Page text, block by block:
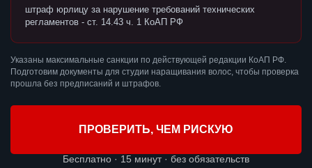
штраф юрлицу за нарушение требований технических
регламентов - ст. 14.43 ч. 1 КоАП РФ
Указаны максимальные санкции по действующей редакции КоАП РФ.
Подготовим документы для студии наращивания волос, чтобы проверка
прошла без предписаний и штрафов.
ПРОВЕРИТЬ, ЧЕМ РИСКУЮ
Бесплатно · 15 минут · без обязательств